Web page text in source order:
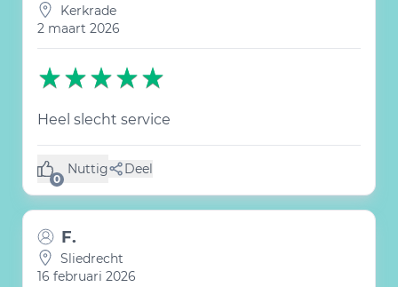
Kerkrade
2 maart 2026
Heel slecht service
0
Nuttig
(0 like) Deel
F.
Sliedrecht
16 februari 2026